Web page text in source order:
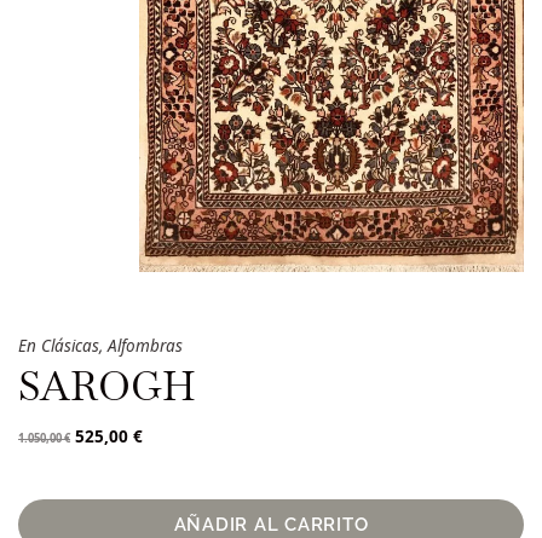
En Clásicas,Alfombras
SAROGH
1.050,00€ 525,00 €
AÑADIR AL CARRITO